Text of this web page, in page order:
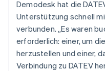
Demodesk hat die
Unterstützung schnell
verbunden. „Es waren
erforderlich: einer, um
herzustellen und einer,
Verbindung zu DATEV